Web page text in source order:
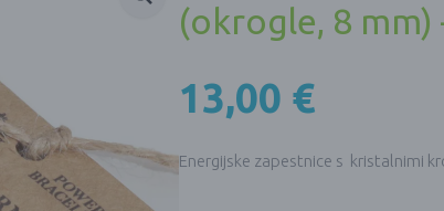
(okrogle, 8 mm)
13,00 €
Energijske zapestnice s kristalnimi